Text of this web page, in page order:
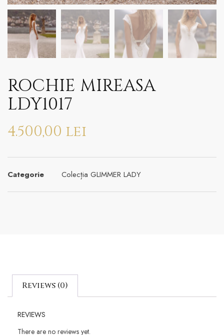
ROCHIE MIREASA
LDY1017
4.500,00 lei
Categorie Colecția GLIMMER LADY
Reviews (0)
REVIEWS
There are no reviews yet.